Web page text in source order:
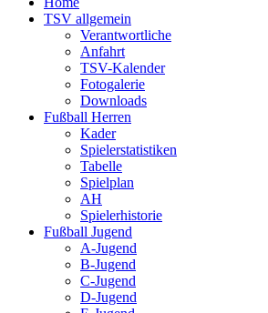
TSV allgemein
Verantwortliche
Anfahrt
TSV-Kalender
Fotogalerie
Downloads
Fußball Herren
Kader
Spielerstatistiken
Tabelle
Spielplan
AH
Spielerhistorie
Fußball Jugend
A-Jugend
B-Jugend
C-Jugend
D-Jugend